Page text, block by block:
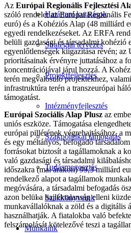
Határtani kutatások
Stratégiai tervezés
Projektfejlesztés
Intézményfejlesztés
Szakpolitikai támogatás
Tudásmegosztás
Szakkönyveink
Munkáink
Az Európai Regionális Fejlesztési
szóló rendelet az Európai Regionális
euró) és a Kohéziós Alap (48 milliárd
egyedi rendelkezéseket. Az ERFA
belüli gazdasági és társadalmi kohézió
egyenlőtlenségek kiigazítása révén;
prioritásainak érvényre juttatásához a
koncentrációjával járul hozzá. A
terén megvalósuló projektekhez,
infrastruktúra terén a transzeurópai
támogatást.
Európai Szociális Alap Plusz az
uniós eszköze. Támogatása
európai pillérének végrehajtásához, a
és egy méltányos, befogadó
forrásokat biztosít a tagállamoknak a
való gazdasági és társadalmi
időszakra (mai árakon) 99,3 milliárd
rendelkező alapot a tagállamok
megóvására, a társadalmi befogadás
azon belül a hajléktalanság elleni
munkavállalóknak a zöld és a digitális
használhatják. A fiatalokba való
felszámolását kötelezővé teszi a